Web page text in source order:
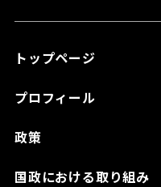
トップページ
プロフィール
政策
国政における取り組み